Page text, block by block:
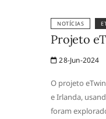
NOTÍCIAS
Projeto
28-Jun-2024
O projeto
e Irlanda,
foram